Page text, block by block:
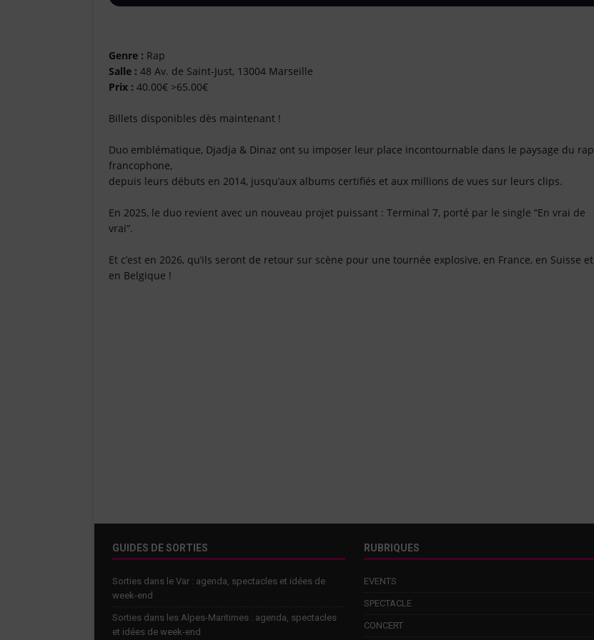
Genre : Rap
Salle : 48 Av. de Saint-Just, 13004 Marseille
Prix : 40.00€ >65.00€
Billets disponibles dès maintenant !
Duo emblématique, Djadja & Dinaz ont su imposer leur place incontournable dans le paysage du rap
francophone,
depuis leurs débuts en 2014, jusqu’aux albums certifiés et aux millions de vues sur leurs clips.
En 2025, le duo revient avec un nouveau projet puissant : Terminal 7, porté par le single “En vrai de
vrai”.
Et c’est en 2026, qu’ils seront de retour sur scène pour une tournée explosive, en France, en Suisse et
en Belgique !
GUIDES DE SORTIES
Sorties dans le Var : agenda, spectacles et idées de
week-end
Sorties dans les Alpes-Maritimes : agenda, spectacles
et idées de week-end
RUBRIQUES
EVENTS
SPECTACLE
CONCERT